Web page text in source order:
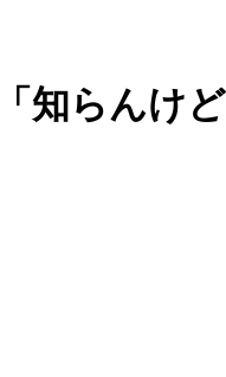
「知らん